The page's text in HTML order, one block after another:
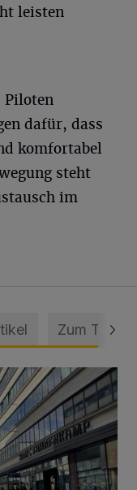
leisten
Piloten
dafür, dass
komfortabel
steht
im
Zum Thema